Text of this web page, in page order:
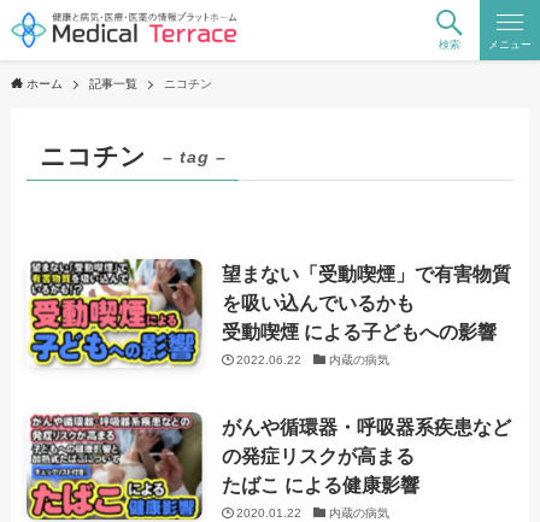
検索 メニュー
ホーム 記事一覧 ニコチン
ニコチン – tag –
望まない「受動喫煙」で有害物質
を吸い込んでいるかも
受動喫煙 による子どもへの影響
2022.06.22 内蔵の病気
がんや循環器・呼吸器系疾患など
の発症リスクが高まる
たばこ による健康影響
2020.01.22 内蔵の病気